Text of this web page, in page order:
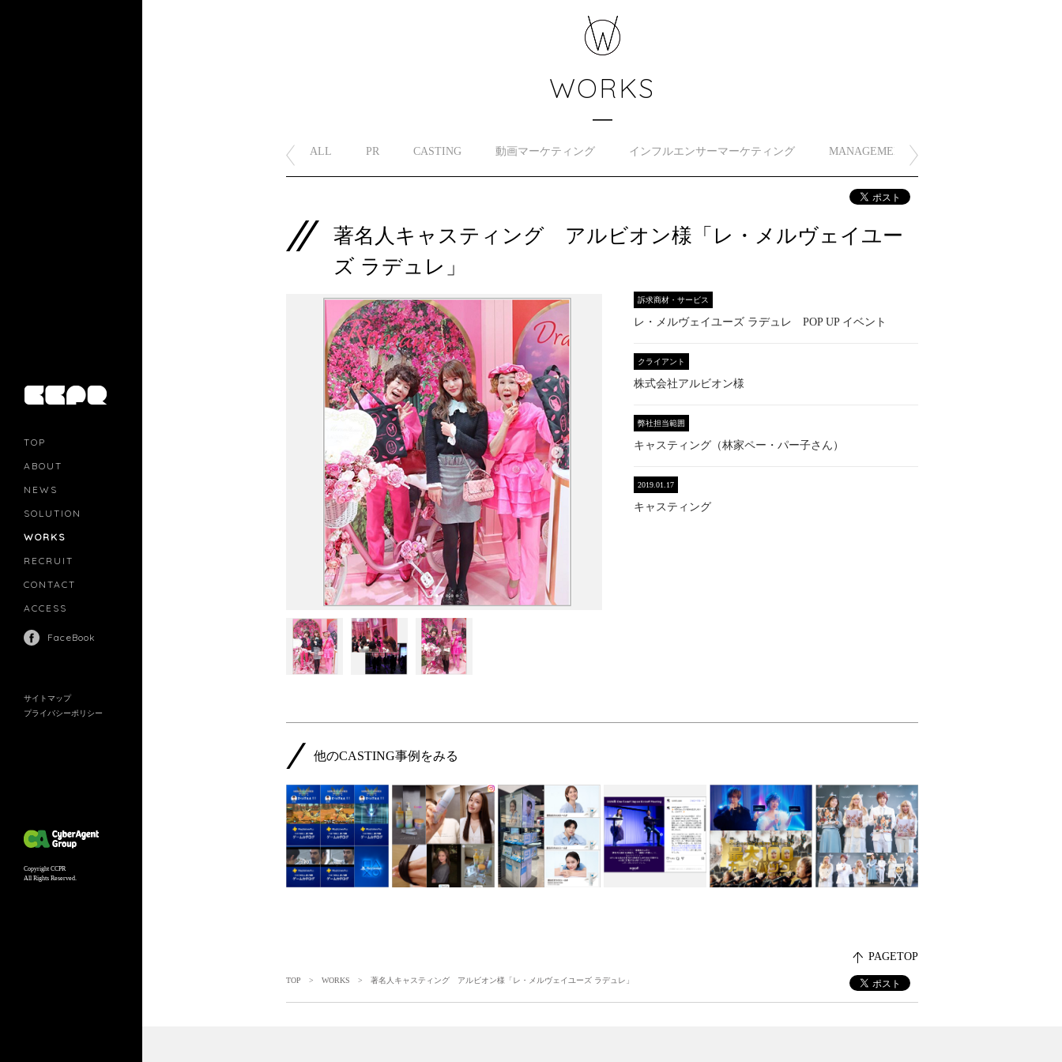
TOP
ABOUT
NEWS
SOLUTION
WORKS
RECRUIT
CONTACT
ACCESS
FaceBook
サイトマップ
プライバシーポリシー
Copyright CCPR
All Rights Reserved.
MOVIE MARKETING
INFLUENCERS MARKETING
WORKS
ALL PR CASTING 動画マーケティング インフルエンサーマーケティング MANAGEMENT
著名人キャスティング アルビオン様「レ・メルヴェイユー
ズ ラデュレ」
訴求商材・サービス
レ・メルヴェイユーズ ラデュレ POP UP イベント
クライアント
株式会社アルビオン様
弊社担当範囲
キャスティング（林家ペー・パー子さん）
2019.01.17
キャスティング
他のCASTING事例をみる
PAGETOP
TOP > WORKS > 著名人キャスティング アルビオン様「レ・メルヴェイユーズ ラデュレ」